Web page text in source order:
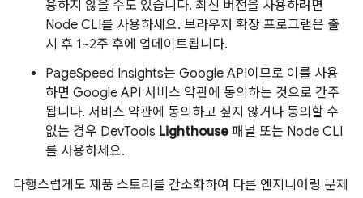
용하지 않을 수도 있습니다. 최신 버전을 사용하려면
Node CLI를 사용하세요. 브라우저 확장 프로그램은 출
시 후 1~2주 후에 업데이트됩니다.
PageSpeed Insights는 Google API이므로 이를 사용
하면 Google API 서비스 약관에 동의하는 것으로 간주
됩니다. 서비스 약관에 동의하고 싶지 않거나 동의할 수
없는 경우 DevTools Lighthouse 패널 또는 Node CLI
를 사용하세요.
다행스럽게도 제품 스토리를 간소화하여 다른 엔지니어링 문제